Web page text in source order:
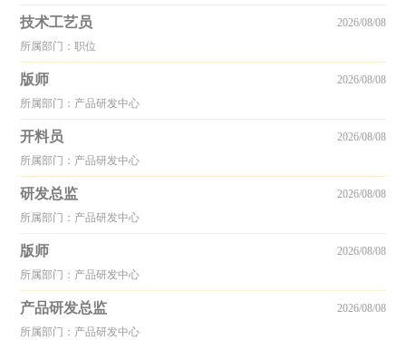
技术工艺员
所属部门：职位
2026/08/08
版师
所属部门：产品研发中心
2026/08/08
开料员
所属部门：产品研发中心
2026/08/08
研发总监
所属部门：产品研发中心
2026/08/08
版师
所属部门：产品研发中心
2026/08/08
产品研发总监
所属部门：产品研发中心
2026/08/08